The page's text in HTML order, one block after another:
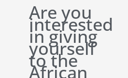
Are you
interested
in giving
yourself
to the
African